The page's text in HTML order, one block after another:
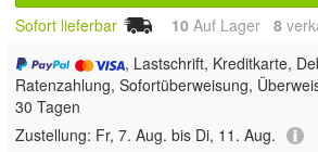
Sofort lieferbar 10 Auf Lager 8
, Lastschrift, Kreditkarte,
Ratenzahlung, Sofortüberweisung,
30 Tagen
Zustellung: Fr, 7. Aug. bis Di, 11. Aug.